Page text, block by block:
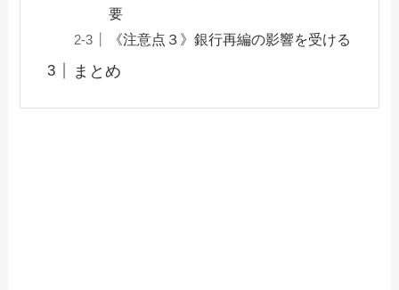
要
《注意点３》銀行再編の影響を受ける
まとめ